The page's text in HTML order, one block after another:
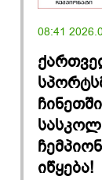
08:41
იწყება!